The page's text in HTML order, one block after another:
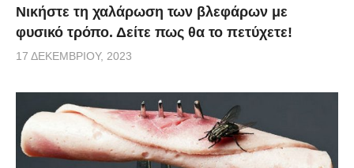
Νικήστε τη χαλάρωση των βλεφάρων με
φυσικό τρόπο. Δείτε πως θα το πετύχετε!
17 ΔΕΚΕΜΒΡΊΟΥ, 2023